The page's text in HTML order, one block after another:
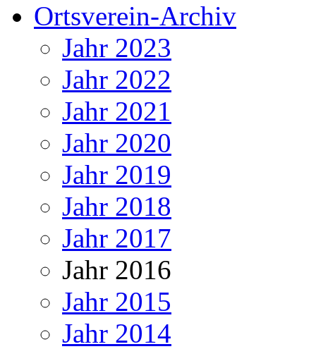
Ortsverein-Archiv
Jahr 2023
Jahr 2022
Jahr 2021
Jahr 2020
Jahr 2019
Jahr 2018
Jahr 2017
Jahr 2016
Jahr 2015
Jahr 2014